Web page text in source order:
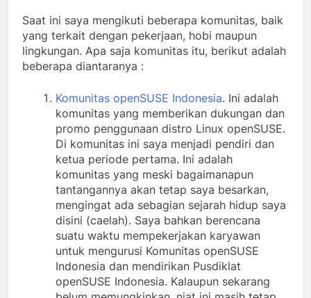
Saat ini saya mengikuti beberapa komunitas, baik
yang terkait dengan pekerjaan, hobi maupun
lingkungan. Apa saja komunitas itu, berikut adalah
beberapa diantaranya :
Komunitas openSUSE Indonesia. Ini adalah
komunitas yang memberikan dukungan dan
promo penggunaan distro Linux openSUSE.
Di komunitas ini saya menjadi pendiri dan
ketua periode pertama. Ini adalah
komunitas yang meski bagaimanapun
tantangannya akan tetap saya besarkan,
mengingat ada sebagian sejarah hidup saya
disini (caelah). Saya bahkan berencana
suatu waktu mempekerjakan karyawan
untuk mengurusi Komunitas openSUSE
Indonesia dan mendirikan Pusdiklat
openSUSE Indonesia. Kalaupun sekarang